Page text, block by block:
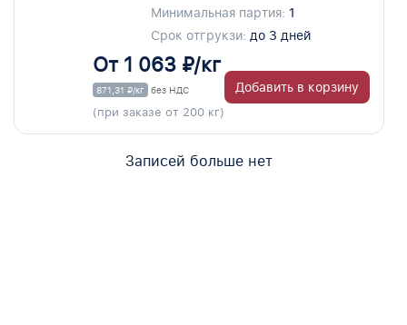
Минимальная партия: 1
Срок отгрукзи: до 3 дней
От 1 063 ₽/кг
871,31 ₽/кг без НДС
(при заказе от 200 кг)
Добавить в корзину
Записей больше нет